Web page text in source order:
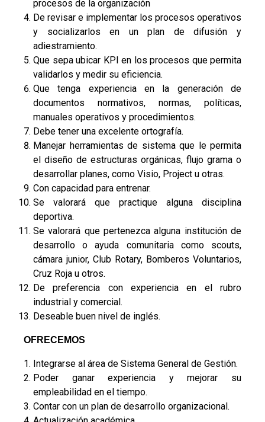
procesos de la organización
De revisar e implementar los procesos operativos
y socializarlos en un plan de difusión y
adiestramiento.
Que sepa ubicar KPI en los procesos que permita
validarlos y medir su eficiencia.
Que tenga experiencia en la generación de
documentos normativos, normas, políticas,
manuales operativos y procedimientos.
Debe tener una excelente ortografía.
Manejar herramientas de sistema que le permita
el diseño de estructuras orgánicas, flujo grama o
desarrollar planes, como Visio, Project u otras.
Con capacidad para entrenar.
Se valorará que practique alguna disciplina
deportiva.
Se valorará que pertenezca alguna institución de
desarrollo o ayuda comunitaria como scouts,
cámara junior, Club Rotary, Bomberos Voluntarios,
Cruz Roja u otros.
De preferencia con experiencia en el rubro
industrial y comercial.
Deseable buen nivel de inglés.
OFRECEMOS
Integrarse al área de Sistema General de Gestión.
Poder ganar experiencia y mejorar su
empleabilidad en el tiempo.
Contar con un plan de desarrollo organizacional.